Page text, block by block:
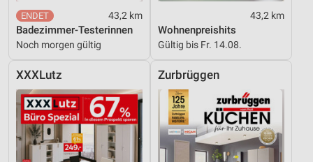
43,2 km
Badezimmer-Testerinnen
Noch morgen gültig
43,2 km
Wohnenpreishits
Gültig bis Fr. 14.08.
XXXLutz Zurbrüggen